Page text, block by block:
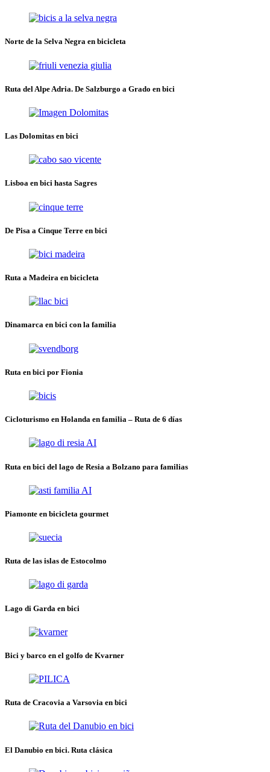
Norte de la Selva Negra en bicicleta
Ruta del Alpe Adria. De Salzburgo a Grado en bici
Las Dolomitas en bici
Lisboa en bici hasta Sagres
De Pisa a Cinque Terre en bici
Ruta a Madeira en bicicleta
Dinamarca en bici con la familia
Ruta en bici por Fionia
Cicloturismo en Holanda en familia – Ruta de 6 días
Ruta en bici del lago de Resia a Bolzano para familias
Piamonte en bicicleta gourmet
Ruta de las islas de Estocolmo
Lago di Garda en bici
Bici y barco en el golfo de Kvarner
Ruta de Cracovia a Varsovia en bici
El Danubio en bici. Ruta clásica